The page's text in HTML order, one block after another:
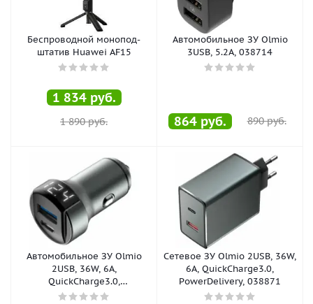
Беспроводной монопод-
штатив Huawei AF15
1 834руб.
1 890руб.
Автомобильное ЗУ Olmio
3USB, 5.2A, 038714
864руб. 890руб.
Автомобильное ЗУ Olmio
2USB, 36W, 6A,
QuickCharge3.0,
PowerDelivery, 040231
Сетевое ЗУ Olmio 2USB, 36W,
6A, QuickCharge3.0,
PowerDelivery, 038871